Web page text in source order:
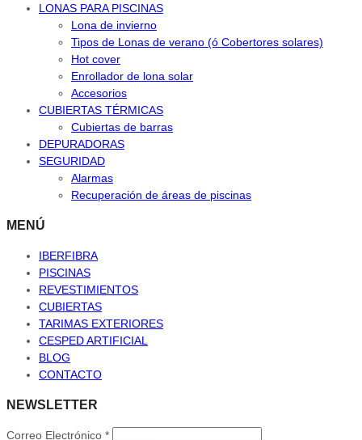
LONAS PARA PISCINAS
Lona de invierno
Tipos de Lonas de verano (ó Cobertores solares)
Hot cover
Enrollador de lona solar
Accesorios
CUBIERTAS TÉRMICAS
Cubiertas de barras
DEPURADORAS
SEGURIDAD
Alarmas
Recuperación de áreas de piscinas
MENÚ
IBERFIBRA
PISCINAS
REVESTIMIENTOS
CUBIERTAS
TARIMAS EXTERIORES
CESPED ARTIFICIAL
BLOG
CONTACTO
NEWSLETTER
Correo Electrónico *